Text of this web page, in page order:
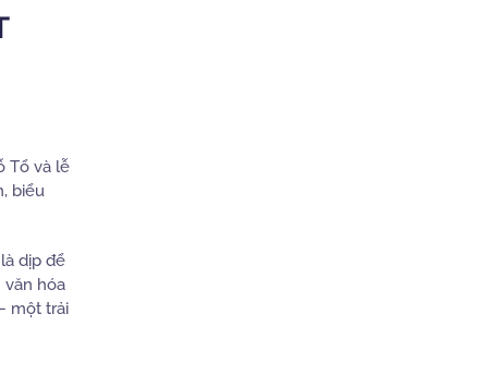
Tổ và lễ
biểu
dịp để
văn hóa
một trải